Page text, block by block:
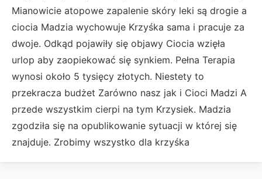
Mianowicie atopowe zapalenie skóry leki są drogie a
ciocia Madzia wychowuje Krzyśka sama i pracuje za
dwoje. Odkąd pojawiły się objawy Ciocia wzięła
urlop aby zaopiekować się synkiem. Pełna Terapia
wynosi około 5 tysięcy złotych. Niestety to
przekracza budżet Zarówno nasz jak i Cioci Madzi A
przede wszystkim cierpi na tym Krzysiek. Madzia
zgodziła się na opublikowanie sytuacji w której się
znajduje. Zrobimy wszystko dla krzyśka